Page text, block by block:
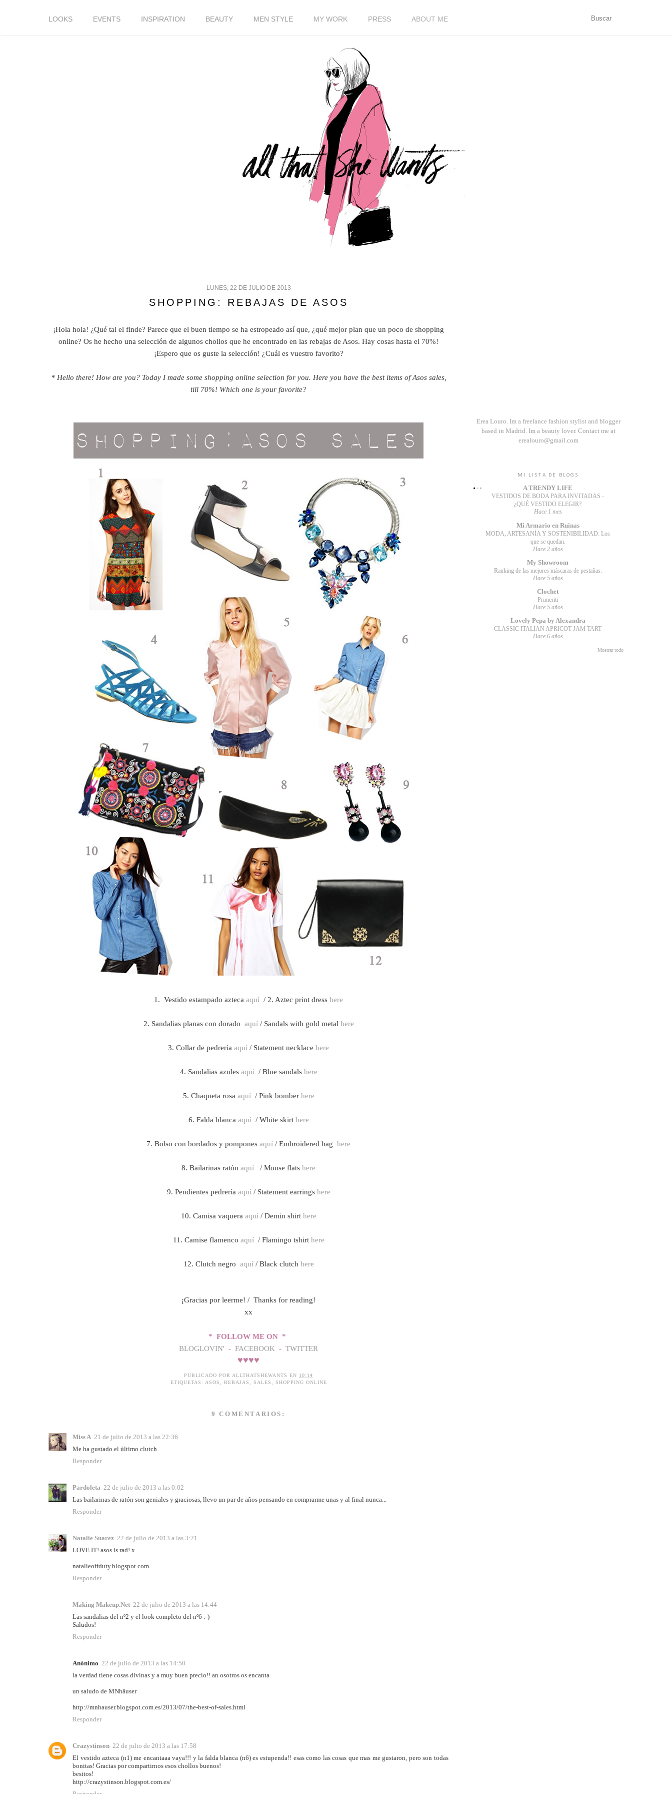
LOOKS EVENTS INSPIRATION BEAUTY MEN STYLE MY WORK PRESS ABOUT ME
LUNES, 22 DE JULIO DE 2013
SHOPPING: REBAJAS DE ASOS
¡Hola hola! ¿Qué tal el finde? Parece que el buen tiempo se ha estropeado así que, ¿qué mejor plan que un poco de shopping
online? Os he hecho una selección de algunos chollos que he encontrado en las rebajas de Asos. Hay cosas hasta el 70%!
¡Espero que os guste la selección! ¿Cuál es vuestro favorito?
* Hello there! How are you? Today I made some shopping online selection for you. Here you have the best items of Asos sales,
till 70%! Which one is your favorite?
1. Vestido estampado azteca aquí / 2. Aztec print dress here
2. Sandalias planas con dorado aquí/ Sandals with gold metal here
3. Collar de pedrería aquí / Statement necklace here
4. Sandalias azules aquí / Blue sandalshere
5. Chaqueta rosa aquí / Pink bomber here
6. Falda blanca aquí/ White skirt here
7. Bolso con bordados y pompones aquí / Embroidered bag here
8. Bailarinas ratón aquí / Mouse flats here
9. Pendientes pedrería aquí/ Statement earrings here
10. Camisa vaquera aquí/ Demin shirt here
11. Camise flamenco aquí/ Flamingo tshirt here
12. Clutch negro aquí/ Black clutch here
¡Gracias por leerme! / Thanks for reading!
xx
* FOLLOW ME ON *
BLOGLOVIN' - FACEBOOK - TWITTER
♥♥♥♥
PUBLICADO POR ALLTHATSHEWANTS EN 10:14
ETIQUETAS: ASOS REBAJAS SALES SHOPPING ONLINE
9 COMENTARIOS:
Miss A 21 de julio de 2013 a las 22:36
Me ha gustado el último clutch
Responder
Pardoleta 22 de julio de 2013 a las 0:02
Las bailarinas de ratón son geniales y graciosas, llevo un par de años pensando en comprarme unas y al final nunca...
Responder
Natalie Suarez 22 de julio de 2013 a las 3:21
LOVE IT! asos is rad! x
natalieoffduty.blogspot.com
Responder
Making Makeup.Net 22 de julio de 2013 a las 14:44
Las sandalias del nº2 y el look completo del nº6 :-)
Saludos!
Responder
Anónimo 22 de julio de 2013 a las 14:50
la verdad tiene cosas divinas y a muy buen precio!! an osotros os encanta
un saludo de MNhäuser
http://mnhauser.blogspot.com.es/2013/07/the-best-of-sales.html
Responder
Crazystinson 22 de julio de 2013 a las 17:58
El vestido azteca (n1) me encantaaa vaya!!! y la falda blanca (n6) es estupenda!! esas como las cosas que mas me gustaron, pero son todas
bonitas! Gracias por compartirnos esos chollos buenos!
besitos!
http://crazystinson.blogspot.com.es/
Erea Louro. Im a freelance fashion stylist and blogger
based in Madrid. Im a beauty lover. Contact me at
erealouro@gmail.com
MI LISTA DE BLOGS
A TRENDY LIFE
VESTIDOS DE BODA PARA INVITADAS -
¿QUÉ VESTIDO ELEGIR?
Hace 1 mes
Mi Armario en Ruinas
MODA, ARTESANÍA Y SOSTENIBILIDAD: Los
que se quedan.
Hace 2 años
My Showroom
Ranking de las mejores máscaras de pestañas.
Hace 5 años
Clochet
Primeriti
Hace 5 años
Lovely Pepa by Alexandra
CLASSIC ITALIAN APRICOT JAM TART
Hace 6 años
Mostrar todo